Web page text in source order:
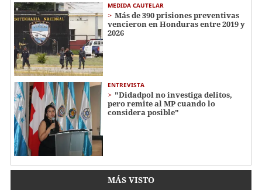
MEDIDA CAUTELAR
Más de 390 prisiones preventivas
vencieron en Honduras entre 2019 y
2026
ENTREVISTA
"Didadpol no investiga delitos,
pero remite al MP cuando lo
considera posible"
MÁS VISTO